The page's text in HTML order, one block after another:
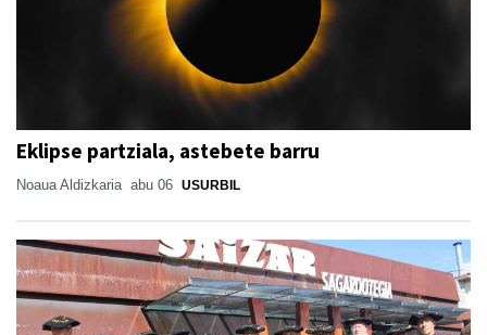
Eklipse partziala, astebete barru
Noaua Aldizkaria abu 06 USURBIL